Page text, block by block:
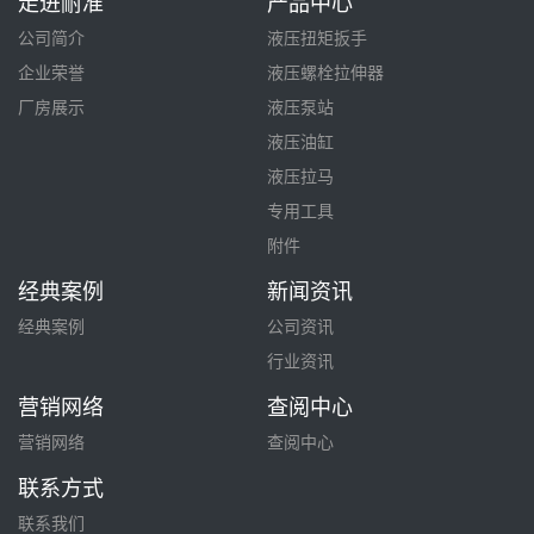
公司简介
企业荣誉
厂房展示
液压扭矩扳手
液压螺栓拉伸器
液压泵站
液压油缸
液压拉马
专用工具
附件
经典案例
经典案例
新闻资讯
公司资讯
行业资讯
营销网络
营销网络
查阅中心
查阅中心
联系方式
联系我们